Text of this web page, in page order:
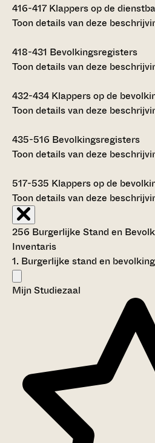
416-417 Klappers op de
Toon details van deze
418-431 Bevolkingsregisters
Toon details van deze
432-434 Klappers op de
Toon details van deze
435-516 Bevolkingsregisters
Toon details van deze
517-535 Klappers op de
Toon details van deze
256 Burgerlijke Stand en
Inventaris
1. Burgerlijke stand en
Mijn Studiezaal